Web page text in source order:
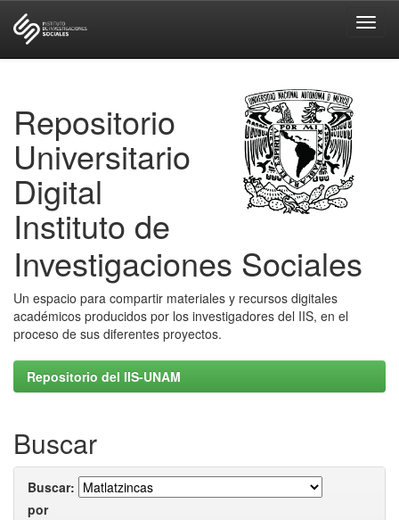
Repositorio
Universitario
Digital
Instituto de
Investigaciones Sociales
Un espacio para compartir materiales y recursos digitales
académicos producidos por los investigadores del IIS, en el
proceso de sus diferentes proyectos.
Repositorio del IIS-UNAM
Buscar
Buscar:
por